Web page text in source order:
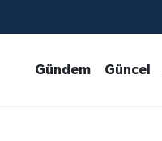
Gündem Güncel